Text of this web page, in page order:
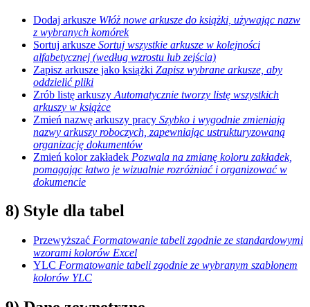
Dodaj arkusze Włóż nowe arkusze do książki, używając nazw
z wybranych komórek
Sortuj arkusze Sortuj wszystkie arkusze w kolejności
alfabetycznej (według wzrostu lub zejścia)
Zapisz arkusze jako książki Zapisz wybrane arkusze, aby
oddzielić pliki
Zrób listę arkuszy Automatycznie tworzy listę wszystkich
arkuszy w książce
Zmień nazwę arkuszy pracy Szybko i wygodnie zmieniają
nazwy arkuszy roboczych, zapewniając ustrukturyzowaną
organizację dokumentów
Zmień kolor zakładek Pozwala na zmianę koloru zakładek,
pomagając łatwo je wizualnie rozróżniać i organizować w
dokumencie
8) Style dla tabel
Przewyższać Formatowanie tabeli zgodnie ze standardowymi
wzorami kolorów Excel
YLC Formatowanie tabeli zgodnie ze wybranym szablonem
kolorów YLC